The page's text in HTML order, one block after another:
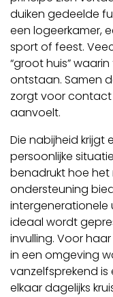
duiken gedeelde
een logeerkamer,
sport of feest.
“groot huis”
ontstaan. Samen
zorgt voor
aanvoelt.
Die nabijheid krijgt
persoonlijke
benadrukt hoe het
ondersteuning
intergenerationele
ideaal wordt
invulling. Voor
in een omgeving
vanzelfsprekend
elkaar dagelijks